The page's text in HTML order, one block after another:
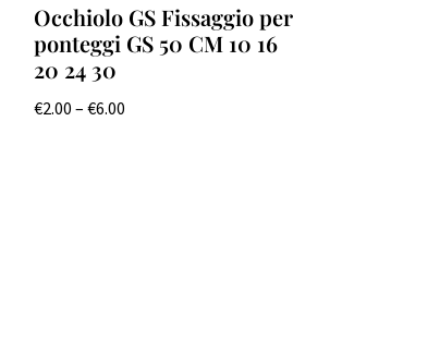
Occhiolo GS Fissaggio per
ponteggi GS 50 CM 10 16
20 24 30
€2.00 –€6.00